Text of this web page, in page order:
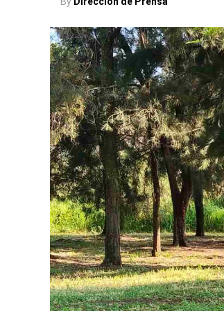
Ale Gutiérrez destacó
del municipio proveer la
488 millones de pesos
familias, particularmente
“Dicen que en el
para nosotros ellos
tenemos que meter
Y agregó: “Vamos a
entrando. Pero el
familia”, concluyó.
Los paquetes de útiles
colores, lápiz adhesivo,
urbana y 2 mil 500 de